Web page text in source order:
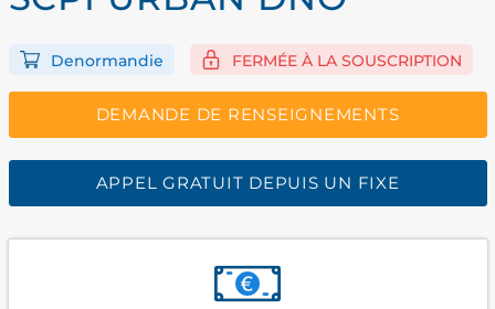
Denormandie FERMÉE À LA SOUSCRIPTION
DEMANDE DE RENSEIGNEMENTS
APPEL GRATUIT DEPUIS UN FIXE